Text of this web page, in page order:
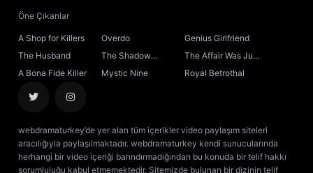
Öne Çıkanlar
A Shop for Killers Overdo
Genius Girlfriend
The Husband
The Shadow
Sovereign
The Affair Was Just
the Beginning
A Bona Fide Killer Mystic Nine Royal Betrothal
webdramaturkey’de yer alan tüm içerikler video paylaşım siteleri
aracılığıyla paylaşılmaktadır. webdramaturkey kendi sunucularında
herhangi bir video içeriği barındırmadığından bu konuda bir telif hakkı
sorumluluğu kabul etmemektedir. Sitemizde bulunan bir dizinin telif